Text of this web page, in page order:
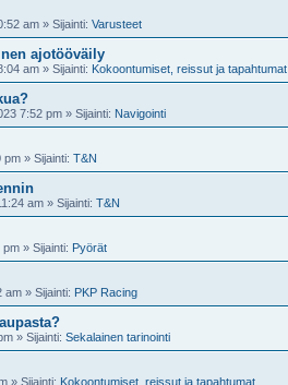
am » Sijainti: Varusteet
ajotööväily
am » Sijainti: Kokoontumiset, reissut ja tapahtumat
7:52 pm » Sijainti: Navigointi
pm » Sijainti: T&N
am » Sijainti: T&N
pm » Sijainti: Pyörät
am » Sijainti: PKP Racing
» Sijainti: Sekalainen tarinointi
» Sijainti: Kokoontumiset, reissut ja tapahtumat